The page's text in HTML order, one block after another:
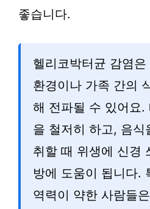
좋습니다.
헬리코박터균 감염
환경이나 가족 간의
해 전파될 수 있어요.
을 철저히 하고, 음식
취할 때 위생에 신경
방에 도움이 됩니다.
역력이 약한 사람들